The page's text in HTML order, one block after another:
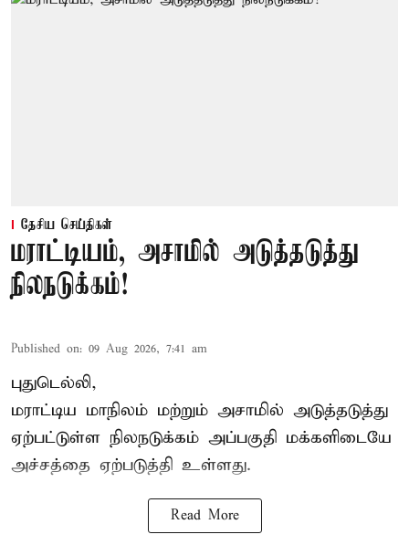
தேசிய செய்திகள்
மராட்டியம், அசாமில் அடுத்தடுத்து
நிலநடுக்கம்!
Published on: 09 Aug 2026, 7:41 am
புதுடெல்லி,
மராட்டிய மாநிலம் மற்றும் அசாமில் அடுத்தடுத்து
ஏற்பட்டுள்ள நிலநடுக்கம் அப்பகுதி மக்களிடையே
அச்சத்தை ஏற்படுத்தி உள்ளது.
Read More